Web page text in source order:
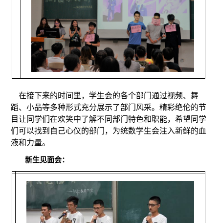
在接下来的时间里，学生会的各个部门通过视频、舞
蹈、小品等多种形式充分展示了部门风采。精彩绝伦的节
目让同学们在欢笑中了解不同部门特色和职能，希望同学
们可以找到自己心仪的部门，为统数学生会注入新鲜的血
液和力量。
新生见面会：